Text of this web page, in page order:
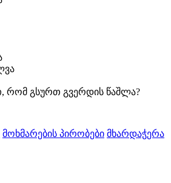
რომ გსურთ გვერდის წაშლა?
მოხმარების პირობები მხარდაჭერა